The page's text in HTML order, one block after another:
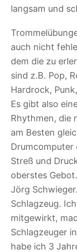
langsam und
auch nicht
dem die zu
sind z.B. Pop,
Hardrock,
Es gibt also
Rhythmen, die
am Besten
Drumcomputer
Streß und
oberstes
Jörg
Schlagzeug.
mitgewirkt,
Schlagzeuger
habe ich 3